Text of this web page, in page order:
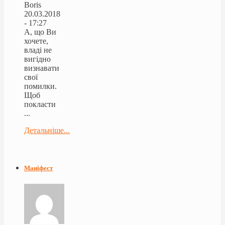
Boris
20.03.2018
- 17:27
А, що Ви
хочете,
владі не
вигідно
визнавати
свої
помилки.
Щоб
покласти
...
Детальніше...
Маніфест